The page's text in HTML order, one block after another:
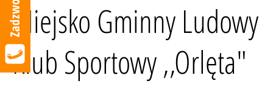
Miejsko Gminny Ludowy
Klub Sportowy ,,Orlęta"